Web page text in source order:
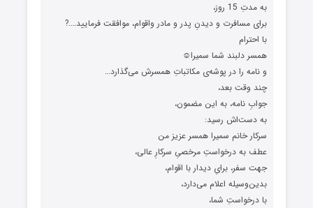
به مدتِ 15 روز،
برای مسافرت و دیدنِ پدر و مادر واقوام، موافقت فرمایید….?
با احترام
همسر دلبند شما سمیرا☺️
و نامه را در پوشه‌ی مکاتباتِ همسرش می‌گذارد…
چند وقت بعد،
جوابِ نامه، به این مضمون،
به دست‌اش رسید:
سرکار خانم سمیرا همسر عزیز من
عطف به درخواستِ مرخصیِ سرکارِ عالی،
جهت سفر، برایِ دیدار با اقوام،
بدین‌وسیله اعلام می‌دارد،
با درخواستِ شما،